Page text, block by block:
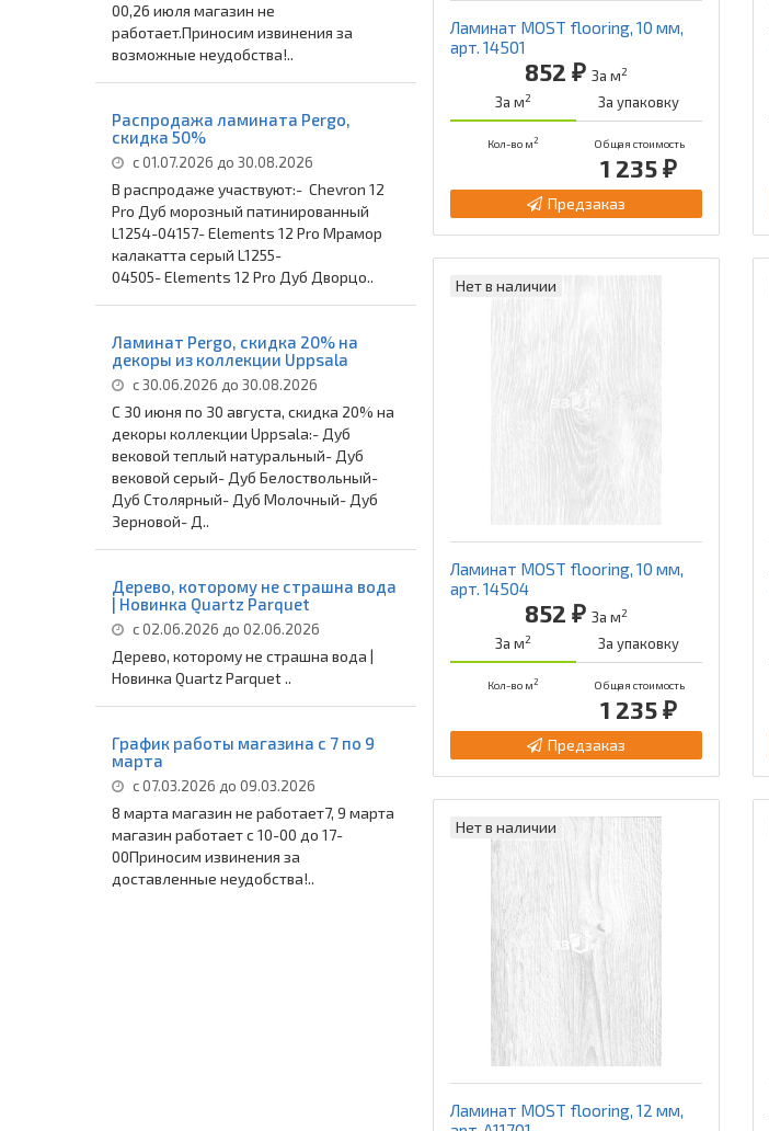
00,26 июля магазин не
работает.Приносим извинения за
возможные неудобства!..
Распродажа ламината Pergo,
скидка 50%
с 01.07.2026 до 30.08.2026
В распродаже участвуют:- Chevron 12
Pro Дуб морозный патинированный
L1254-04157- Elements 12 Pro Мрамор
калакатта серый L1255-
04505- Elements 12 Pro Дуб Дворцо..
Ламинат Pergo, скидка 20% на
декоры из коллекции Uppsala
с 30.06.2026 до 30.08.2026
С 30 июня по 30 августа, скидка 20% на
декоры коллекции Uppsala:- Дуб
вековой теплый натуральный- Дуб
вековой серый- Дуб Белоствольный-
Дуб Столярный- Дуб Молочный- Дуб
Зерновой- Д..
Дерево, которому не страшна вода
| Новинка Quartz Parquet
с 02.06.2026 до 02.06.2026
Дерево, которому не страшна вода |
Новинка Quartz Parquet ..
График работы магазина с 7 по 9
марта
с 07.03.2026 до 09.03.2026
8 марта магазин не работает7, 9 марта
магазин работает с 10-00 до 17-
00Приносим извинения за
доставленные неудобства!..
Ламинат MOST flooring, 10 мм,
арт. 14501
852 ₽ За м2
За м2 За упаковку
Кол-во м2 Общая стоимость
1 235 ₽
Предзаказ
Нет в наличии
Ламинат MOST flooring, 10 мм,
арт. 14504
852 ₽ За м2
За м2 За упаковку
Кол-во м2 Общая стоимость
1 235 ₽
Предзаказ
Нет в наличии
Ламинат MOST flooring, 12 мм,